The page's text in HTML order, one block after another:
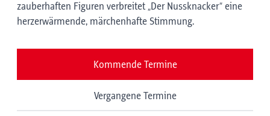
zauberhaften Figuren verbreitet „Der Nussknacker“ eine
herzerwärmende, märchenhafte Stimmung.
Kommende Termine
Vergangene Termine